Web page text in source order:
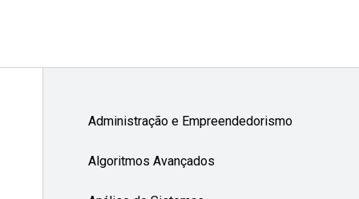
Administração e Empreendedorismo
Algoritmos Avançados